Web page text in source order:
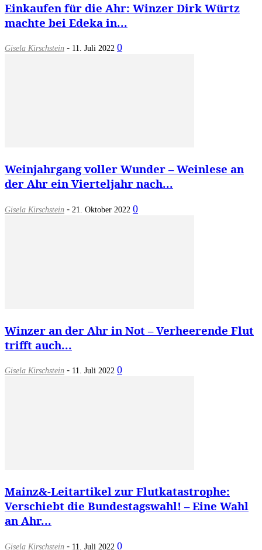
Einkaufen für die Ahr: Winzer Dirk Würtz
machte bei Edeka in...
Gisela Kirschstein - 11. Juli 2022 0
Weinjahrgang voller Wunder – Weinlese an
der Ahr ein Vierteljahr nach...
Gisela Kirschstein - 21. Oktober 2022 0
Winzer an der Ahr in Not – Verheerende Flut
trifft auch...
Gisela Kirschstein - 11. Juli 2022 0
Mainz&-Leitartikel zur Flutkatastrophe:
Verschiebt die Bundestagswahl! – Eine Wahl
an Ahr...
Gisela Kirschstein - 11. Juli 2022 0